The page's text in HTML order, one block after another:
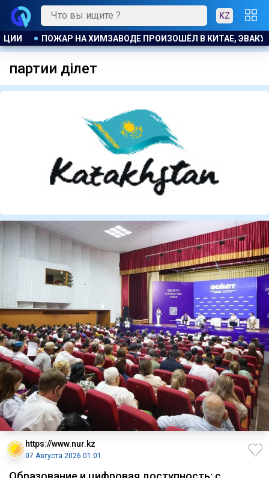
KZ
БОЛЕЕ 1200 ЧЕЛОВЕК КОСТАНАЕЦ ОРГАНИЗОВАЛ
партии әділет
https://www.nur.kz
07 Августа 2026 01:01